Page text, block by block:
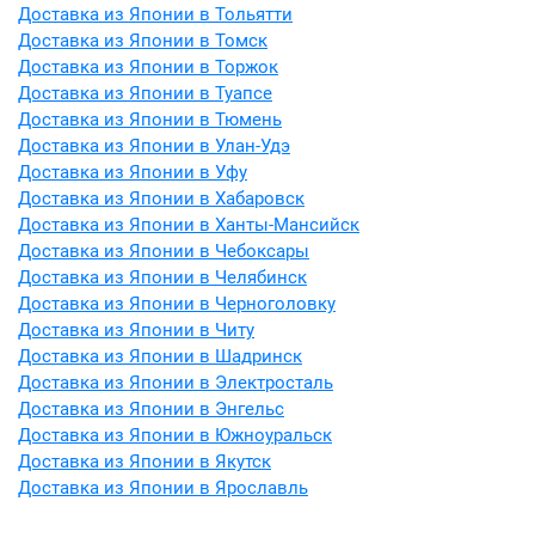
Доставка из Японии в Тольятти
Доставка из Японии в Томск
Доставка из Японии в Торжок
Доставка из Японии в Туапсе
Доставка из Японии в Тюмень
Доставка из Японии в Улан-Удэ
Доставка из Японии в Уфу
Доставка из Японии в Хабаровск
Доставка из Японии в Ханты-Мансийск
Доставка из Японии в Чебоксары
Доставка из Японии в Челябинск
Доставка из Японии в Черноголовку
Доставка из Японии в Читу
Доставка из Японии в Шадринск
Доставка из Японии в Электросталь
Доставка из Японии в Энгельс
Доставка из Японии в Южноуральск
Доставка из Японии в Якутск
Доставка из Японии в Ярославль